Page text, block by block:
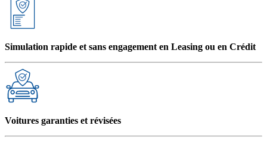
Simulation rapide et sans engagement en Leasing ou en Crédit
Voitures garanties et révisées